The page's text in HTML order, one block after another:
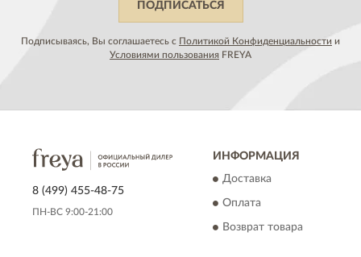
ПОДПИСАТЬСЯ
Подписываясь, Вы соглашаетесь с Политикой Конфиденциальности и
Условиями пользования FREYA
8 (499) 455-48-75
ПН-ВС 9:00-21:00
ИНФОРМАЦИЯ
Доставка
Оплата
Возврат товара